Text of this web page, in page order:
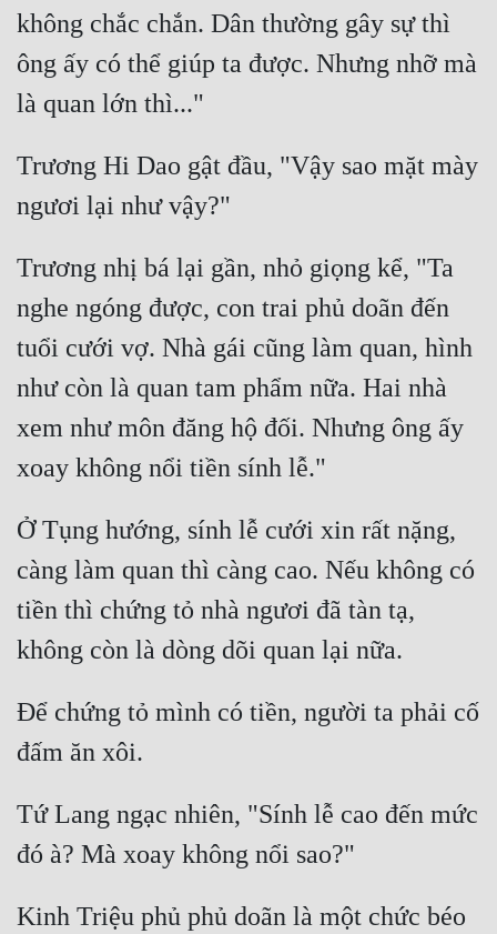
không chắc chắn. Dân thường gây sự thì
ông ấy có thể giúp ta được. Nhưng nhỡ mà
Trương Hi Dao gật đầu, "Vậy sao mặt mày
Trương nhị bá lại gần, nhỏ giọng kể, "Ta
nghe ngóng được, con trai phủ doãn đến
tuổi cưới vợ. Nhà gái cũng làm quan, hình
như còn là quan tam phẩm nữa. Hai nhà
xem như môn đăng hộ đối. Nhưng ông ấy
Ở Tụng hướng, sính lễ cưới xin rất nặng,
càng làm quan thì càng cao. Nếu không có
tiền thì chứng tỏ nhà ngươi đã tàn tạ,
Để chứng tỏ mình có tiền, người ta phải cố
Tứ Lang ngạc nhiên, "Sính lễ cao đến mức
Kinh Triệu phủ phủ doãn là một chức béo